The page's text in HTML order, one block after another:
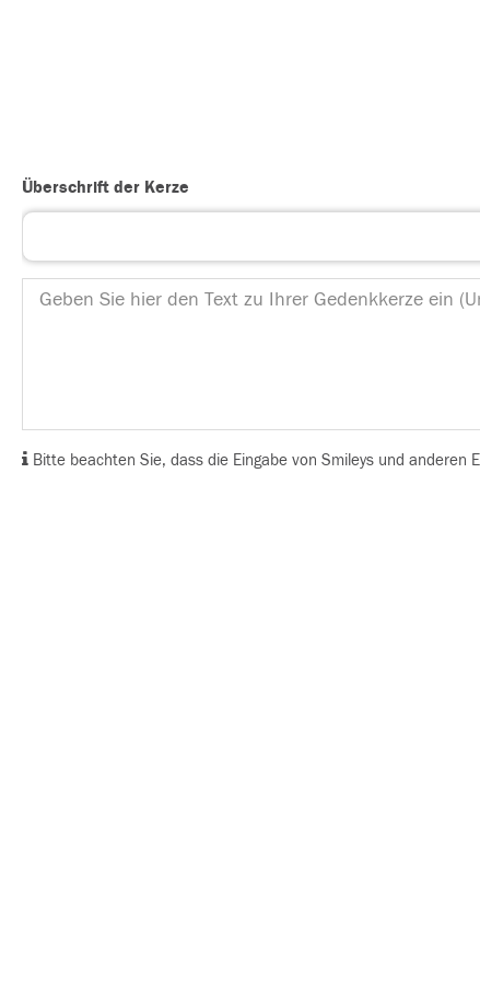
Überschrift der Kerze
Bitte beachten Sie, dass die Eingabe von Smileys und anderen